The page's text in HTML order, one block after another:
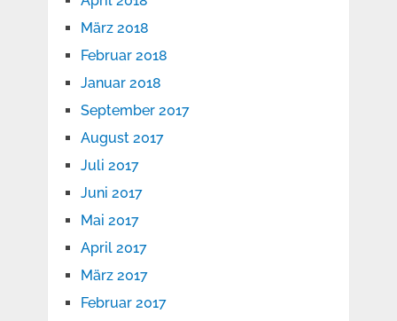
März 2018
Februar 2018
Januar 2018
September 2017
August 2017
Juli 2017
Juni 2017
Mai 2017
April 2017
März 2017
Februar 2017